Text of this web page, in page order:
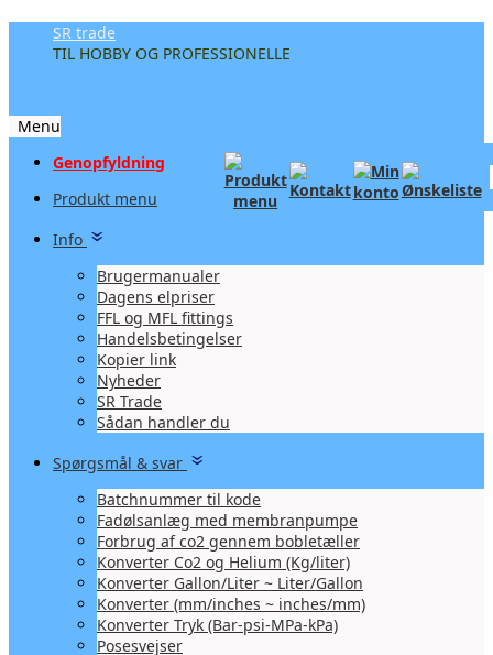
SR trade
TIL HOBBY OG PROFESSIONELLE
Menu
Videre
indhold
Genopfyldning
Produkt menu
Info
Brugermanualer
Dagens elpriser
FFL og MFL fittings
Handelsbetingelser
Kopier link
Nyheder
SR Trade
Sådan handler du
Spørgsmål & svar
Batchnummer til kode
Fadølsanlæg med membranpumpe
Forbrug af co2 gennem bobletæller
Konverter Co2 og Helium (Kg/liter)
Konverter Gallon/Liter ~ Liter/Gallon
Konverter (mm/inches ~ inches/mm)
Konverter Tryk (Bar-psi-MPa-kPa)
Posesvejser